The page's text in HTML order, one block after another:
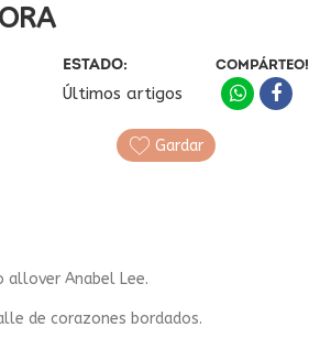
ESTADO:
Últimos artigos
COMPÁRTEO!
Gardar
allover Anabel Lee.
de corazones bordados.